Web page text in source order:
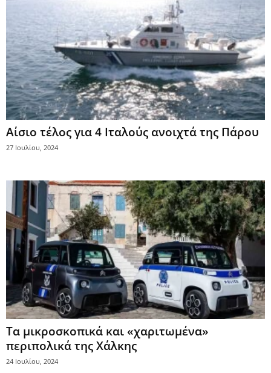
Αίσιο τέλος για 4 Ιταλούς ανοιχτά της Πάρου
27 Ιουλίου, 2024
Τα μικροσκοπικά και «χαριτωμένα»
περιπολικά της Χάλκης
24 Ιουλίου, 2024